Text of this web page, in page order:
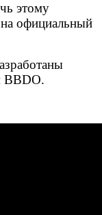
этому
официальный
BBDO.